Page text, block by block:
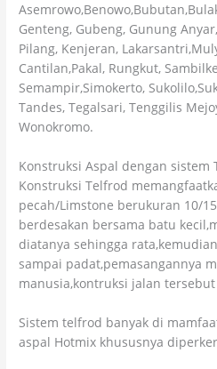
Genteng, Gubeng, Gunung
Pilang, Kenjeran,
Cantilan,Pakal, Rungkut,
Semampir,Simokerto,
Tandes, Tegalsari, Tenggilis
Wonokromo.
Konstruksi Aspal dengan sistem
Konstruksi Telfrod
pecah/Limstone berukuran 10/
berdesakan bersama batu
diatanya sehingga
sampai padat,pemasangannya
manusia,kontruksi jalan
Sistem telfrod banyak di
aspal Hotmix khususnya